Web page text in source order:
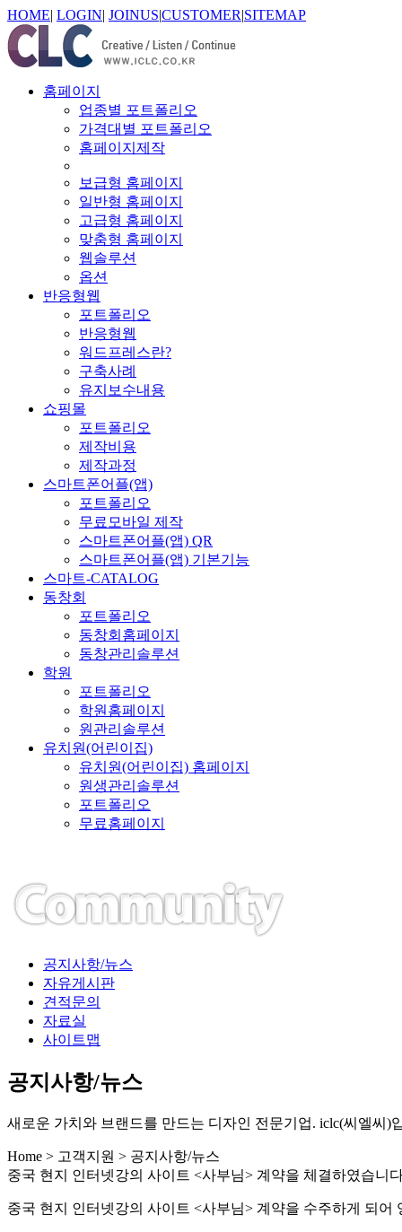
HOME| LOGIN| JOINUS|CUSTOMER|SITEMAP
홈페이지
업종별 포트폴리오
가격대별 포트폴리오
홈페이지제작
보급형 홈페이지
일반형 홈페이지
고급형 홈페이지
맞춤형 홈페이지
웹솔루션
옵션
반응형웹
포트폴리오
반응형웹
워드프레스란?
구축사례
유지보수내용
쇼핑몰
포트폴리오
제작비용
제작과정
스마트폰어플(앱)
포트폴리오
무료모바일 제작
스마트폰어플(앱) QR
스마트폰어플(앱) 기본기능
스마트-CATALOG
동창회
포트폴리오
동창회홈페이지
동창관리솔루션
학원
포트폴리오
학원홈페이지
원관리솔루션
유치원(어린이집)
유치원(어린이집) 홈페이지
원생관리솔루션
포트폴리오
무료홈페이지
공지사항/뉴스
자유게시판
견적문의
자료실
사이트맵
공지사항/뉴스
새로운 가치와 브랜드를 만드는 디자인 전문기업. iclc(씨엘씨)
Home > 고객지원 > 공지사항/뉴스
중국 현지 인터넷강의 사이트 <사부님> 계약을 체결하였습니
중국 현지 인터넷강의 사이트 <사부님> 계약을 수주하게 되어